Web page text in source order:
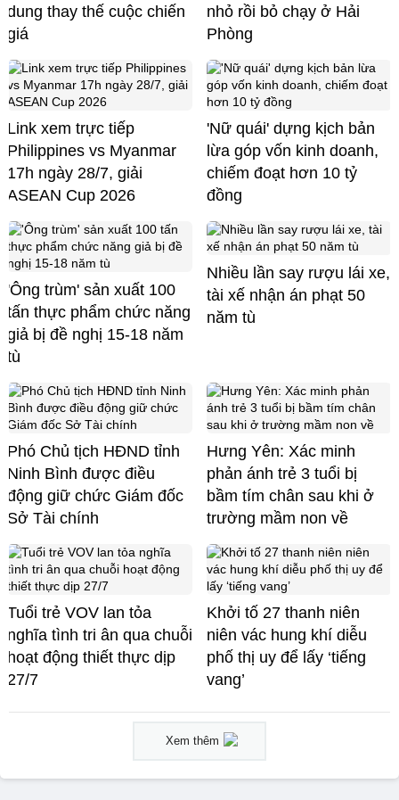
dung thay thế cuộc chiến
giá
nhỏ rồi bỏ chạy ở Hải
Phòng
Link xem trực tiếp
Philippines vs Myanmar
17h ngày 28/7, giải
ASEAN Cup 2026
'Nữ quái' dựng kịch bản
lừa góp vốn kinh doanh,
chiếm đoạt hơn 10 tỷ
đồng
'Ông trùm' sản xuất 100
tấn thực phẩm chức năng
giả bị đề nghị 15-18 năm
tù
Nhiều lần say rượu lái xe,
tài xế nhận án phạt 50
năm tù
Phó Chủ tịch HĐND tỉnh
Ninh Bình được điều
động giữ chức Giám đốc
Sở Tài chính
Hưng Yên: Xác minh
phản ánh trẻ 3 tuổi bị
bầm tím chân sau khi ở
trường mầm non về
Tuổi trẻ VOV lan tỏa
nghĩa tình tri ân qua chuỗi
hoạt động thiết thực dịp
27/7
Khởi tố 27 thanh niên
niên vác hung khí diễu
phố thị uy để lấy ‘tiếng
vang’
Xem thêm